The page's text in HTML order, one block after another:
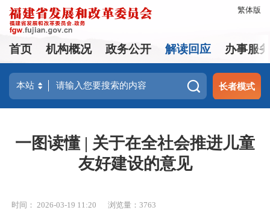
繁体版
首页 机构概况 政务公开 解读回应 办事服
长者模式
一图读懂 | 关于在全社会推进儿童
友好建设的意见
时间： 2026-03-19 11:20 浏览量：3763